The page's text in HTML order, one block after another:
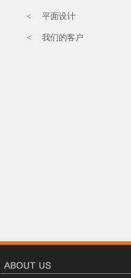
< 平面设计
< 我们的客户